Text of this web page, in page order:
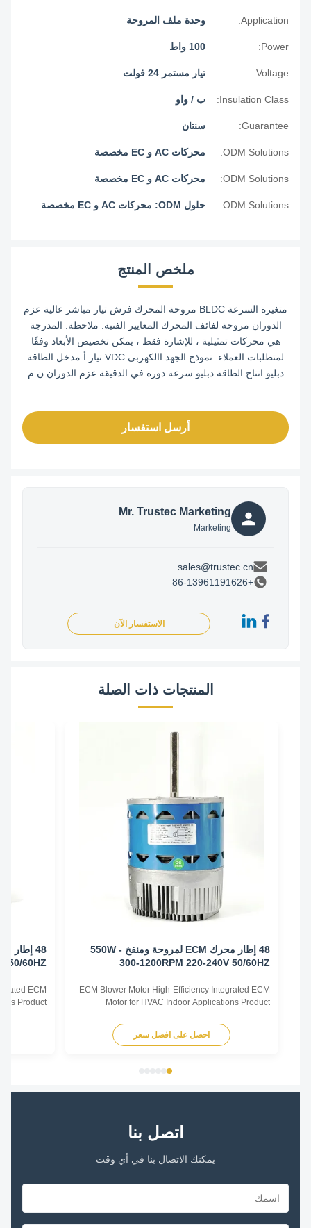
Application: وحدة ملف المروحة
Power:
Voltage: تيار مستمر 24 فولت
Insulation Class: ب / واو
Guarantee: سنتان
ODM Solutions: محركات AC و EC مخصصة
ODM Solutions: محركات AC و EC مخصصة
ODM Solutions: حلول ODM: محركات AC و EC مخصصة
ملخص المنتج
متغيرة السرعة BLDC مروحة المحرك فرش تيار مباشر عالية عزم
الدوران مروحة لفائف المحرك المعايير الفنية: ملاحظة: المدرجة
هي محركات تمثيلية ، للإشارة فقط ، يمكن تخصيص الأبعاد وفقًا
لمتطلبات العملاء. نموذج الجهد االكهربى VDC تيار أ مدخل الطاقة
دبليو انتاج الطاقة دبليو سرعة دورة في الدقيقة عزم الدوران ن م
أرسل استفسار
Mr. Trustec Marketing
Marketing
sales@trustec.cn
الاستفسار الآن
المنتجات ذات الصلة
48 إطار محرك ECM لمروحة ومنفخ - 550W
300-1200RPM 220-240V 50/60HZ
ECM Blower Motor High-Efficiency Integrated ECM
Motor for HVAC Indoor Applications Product
efficiency, fully integrated motor solution designed
for indoor HVAC air-moving equipment. By
احصل على افضل سعر
50/60HZ
Integrated ECM
Product
اتصل بنا
يمكنك الاتصال بنا في أي وقت